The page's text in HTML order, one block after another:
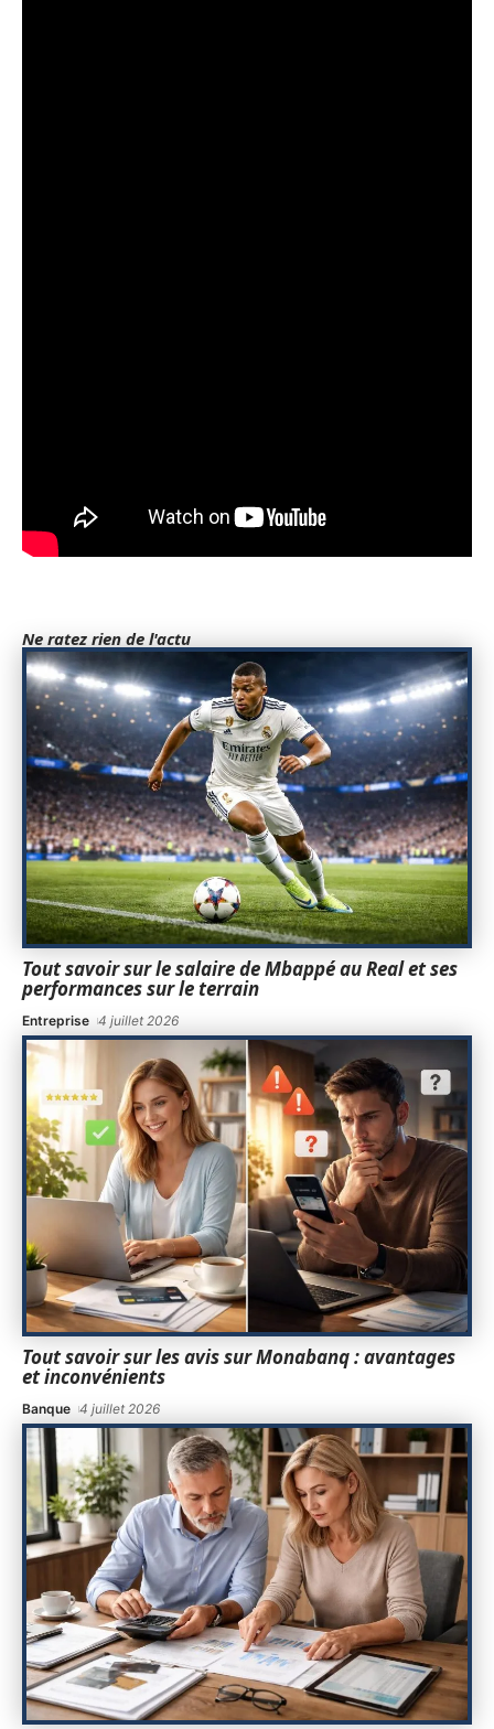
Ne ratez rien de l'actu
Tout savoir sur le salaire de Mbappé au Real et ses
performances sur le terrain
Entreprise 4 juillet 2026
Tout savoir sur les avis sur Monabanq : avantages
et inconvénients
Banque 4 juillet 2026